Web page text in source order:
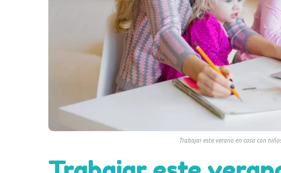
Trabajar este verano en casa con